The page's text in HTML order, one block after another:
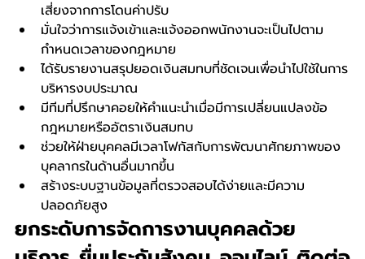
เสี่ยงจากการโดนค่าปรับ
มั่นใจว่าการแจ้งเข้าและแจ้งออกพนักงานจะเป็นไปตาม
กำหนดเวลาของกฎหมาย
ได้รับรายงานสรุปยอดเงินสมทบที่ชัดเจนเพื่อนำไปใช้ในการ
บริหารงบประมาณ
มีทีมที่ปรึกษาคอยให้คำแนะนำเมื่อมีการเปลี่ยนแปลงข้อ
กฎหมายหรืออัตราเงินสมทบ
ช่วยให้ฝ่ายบุคคลมีเวลาโฟกัสกับการพัฒนาศักยภาพของ
บุคลากรในด้านอื่นมากขึ้น
สร้างระบบฐานข้อมูลที่ตรวจสอบได้ง่ายและมีความ
ปลอดภัยสูง
ยกระดับการจัดการงานบุคคลด้วย